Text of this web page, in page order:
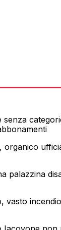
senza
organico
palazzina
vasto